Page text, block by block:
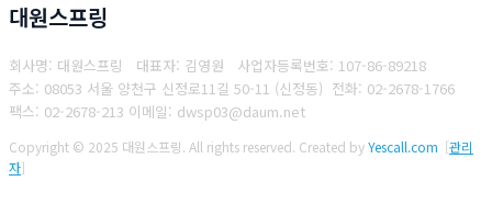
대원스프링
회사명: 대원스프링 대표자: 김영원 사업자등록번호: 107-86-89218
주소: 08053 서울 양천구 신정로11길 50-11 (신정동) 전화: 02-2678-1766
팩스: 02-2678-213 이메일: dwsp03@daum.net
Copyright © 2025 대원스프링. All rights reserved. Created byYescall.com [관리
자]